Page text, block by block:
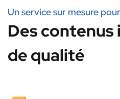
Un service sur mesure pour
Des
de qualité